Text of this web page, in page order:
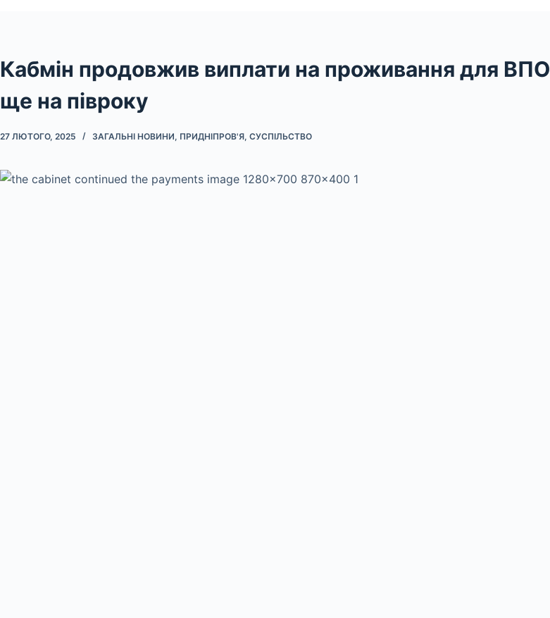
Кабмін продовжив виплати на проживання для ВПО
ще на півроку
27 ЛЮТОГО, 2025 ЗАГАЛЬНІ НОВИНИ, ПРИДНІПРОВ'Я, СУСПІЛЬСТВО